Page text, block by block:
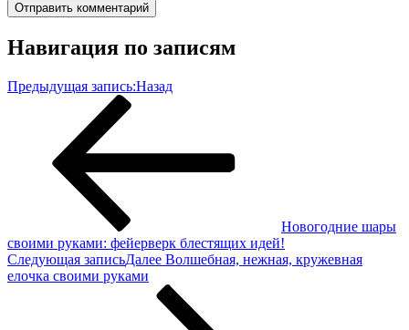
Навигация по записям
Предыдущая запись:Назад
Новогодние шары
своими руками: фейерверк блестящих идей!
Следующая записьДалее Волшебная, нежная, кружевная
елочка своими руками